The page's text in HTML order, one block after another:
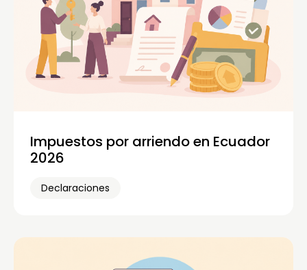
Impuestos por arriendo en Ecuador
2026
Declaraciones